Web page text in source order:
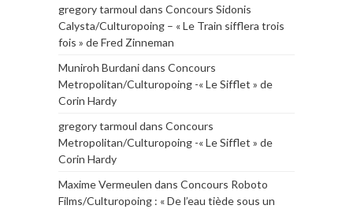
gregory tarmoul dans Concours Sidonis
Calysta/Culturopoing – « Le Train sifflera trois
fois » de Fred Zinneman
Muniroh Burdanidans Concours
Metropolitan/Culturopoing -« Le Sifflet » de
Corin Hardy
gregory tarmoul dans Concours
Metropolitan/Culturopoing -« Le Sifflet » de
Corin Hardy
Maxime Vermeulen dans Concours Roboto
Films/Culturopoing : « De l’eau tiède sous un